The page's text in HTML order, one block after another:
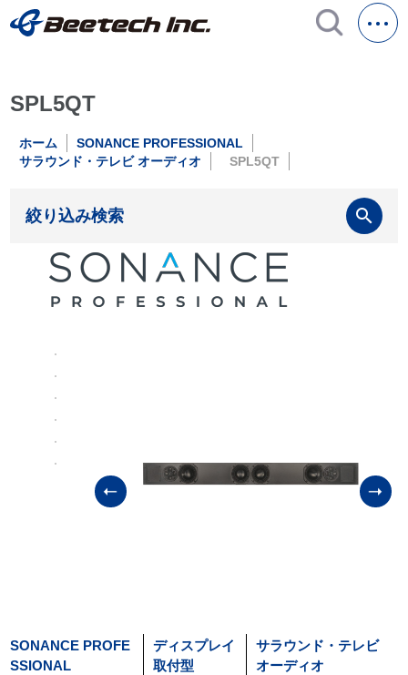
SPL5QT
ホーム
SONANCE PROFESSIONAL
サラウンド・テレビ オーディオ
SPL5QT
絞り込み検索 search
SONANCE PROFE
SSIONAL
ディスプレイ
取付型
サラウンド・テレビ
オーディオ